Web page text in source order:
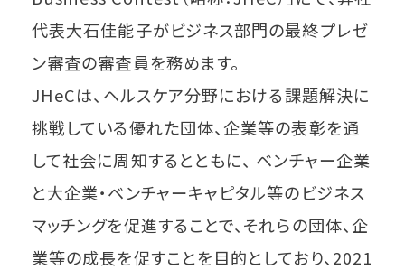
代表大石佳能子がビジネス部門の最終プレゼ
ン審査の審査員を務めます。
JHeCは、ヘルスケア分野における課題解決に
挑戦している優れた団体、企業等の表彰を通
して社会に周知するとともに、 ベンチャー企業
と大企業・ベンチャーキャピタル等のビジネス
マッチングを促進することで、それらの団体、企
業等の成長を促すことを目的としており、2021